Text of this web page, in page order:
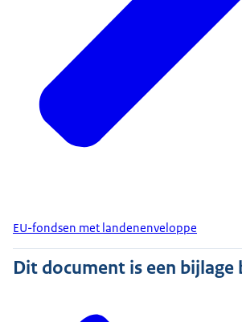
EU-fondsen met landenenveloppe
Dit document is een bijlage